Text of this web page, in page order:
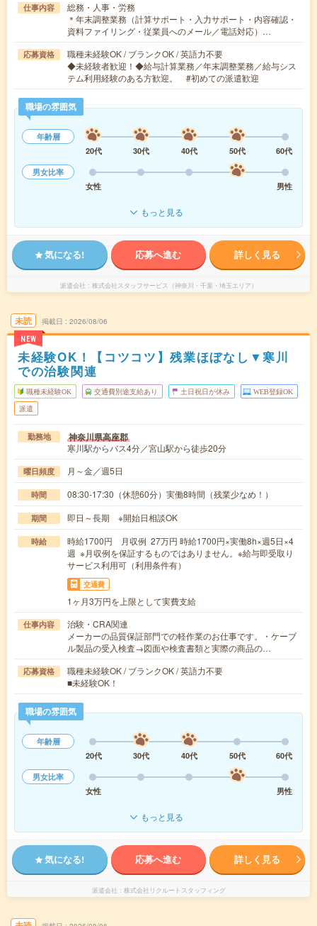
仕事内容
総務・人事・労務
＊年末調整業務（計算サポート・入力サポート・内容確認・
資料ファイリング・従業員へのメール／電話対応）…
応募資格
職種未経験OK / ブランクOK / 英語力不要
◆未経験者歓迎！◆給与計算業務／年末調整業務／給与シス
テム利用経験のある方歓迎。 #初めての派遣歓迎
職場の雰囲気
年齢層
20代
30代 40代 50代
60代
男女比率
女性
男性
もっと見る
気になる! 応募へ進む 詳しく見る
派遣会社 株式会社スタッフサービス（神奈川・千葉・埼玉エリア）
未読
NEW
掲載日 2026/08/06
未経験OK！【コツコツ】残業ほぼなし▼寒川
での治験関連
職種未経験OK 交通費別途支給あり 土日祝日が休み WEB登録OK
派遣
勤務地 神奈川県高座郡
寒川駅からバス4分／宮山駅から徒歩20分
曜日頻度 月～金／週5日
時間 08:30-17:30（休憩60分）実働8時間（残業少なめ！）
期間 即日～長期 ※開始日相談OK
時給
時給1700円 月収例 27万円 時給1700円×実働8h×週5日×4
週 ※月収例を保証するものではありません。※給与即受取り
サービス利用可（利用条件有）
交通費
1ヶ月3万円を上限として実費支給
仕事内容
治験・CRA関連
メーカーの品質保証部門での軽作業のお仕事です。・ケーブ
ル製品の受入検査→図面や検査書類と実際の商品の…
応募資格
職種未経験OK / ブランクOK / 英語力不要
■未経験OK！
職場の雰囲気
年齢層
20代
30代 40代 50代
60代
男女比率
女性
男性
もっと見る
気になる! 応募へ進む 詳しく見る
派遣会社 株式会社リクルートスタッフィング